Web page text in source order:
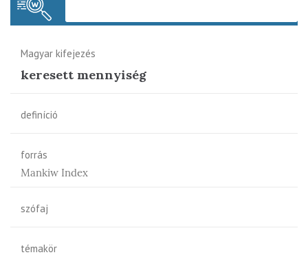
Magyar kifejezés
keresett mennyiség
definíció
forrás
Mankiw Index
szófaj
témakör